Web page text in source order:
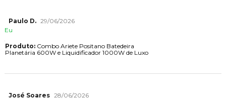
Paulo D. 29/06/2026
Eu
Produto:Combo Ariete Positano Batedeira
Planetária 600W e Liquidificador 1000W de Luxo
José Soares 28/06/2026